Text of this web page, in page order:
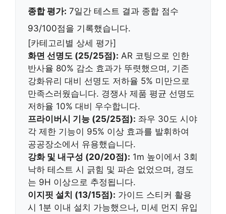
종합 평가: 7일간 테스트 결과 종합 점수
93/100점을 기록했습니다.
[카테고리별 상세 평가]
화면 선명도 (25/25점): AR 코팅으로 인한
반사율 80% 감소 효과가 뚜렷했으며, 기존
강화유리 대비 선명도 저하율 5% 미만으로
만족스러웠습니다. 경쟁사 제품 평균 선명도
저하율 10% 대비 우수합니다.
프라이버시 기능 (25/25점): 좌우 30도 시야
각 제한 기능이 95% 이상 효과를 발휘하여
공공장소에서 유용했습니다.
강화 및 내구성 (20/20점): 1m 높이에서 3회
낙하 테스트 시 긁힘 및 파손 없었으며, 경도
는 9H 이상으로 추정됩니다.
이지핏 설치 (13/15점): 가이드 스티커 활용
시 1분 이내 설치 가능했으나, 미세 먼지 유입